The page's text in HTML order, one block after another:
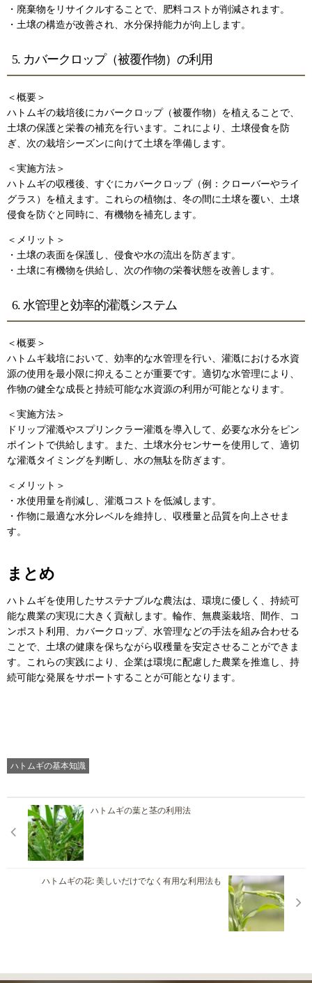
・廃棄物をリサイクルすることで、肥料コストが削減されます。
・土壌の構造が改善され、水分保持能力が向上します。
5. カバークロップ（被覆作物）の利用
＜概要＞
ハトムギの栽培後にカバークロップ（被覆作物）を植えることで、
土壌の保護と栄養の補充を行います。これにより、土壌侵食を防
ぎ、次の栽培シーズンに向けて土壌を準備します。
＜実施方法＞
ハトムギの収穫後、すぐにカバークロップ（例：クローバーやライ
グラス）を植えます。これらの植物は、冬の間に土壌を覆い、土壌
侵食を防ぐと同時に、有機物を補充します。
＜メリット＞
・土壌の表面を保護し、侵食や水の流出を防ぎます。
・土壌に有機物を供給し、次の作物の栄養状態を改善します。
6. 水管理と効率的灌漑システム
＜概要＞
ハトムギ栽培において、効率的な水管理を行い、灌漑における水資
源の使用を最小限に抑えることが重要です。適切な水管理により、
作物の健全な成長と持続可能な水資源の利用が可能となります。
＜実施方法＞
ドリップ灌漑やスプリンクラー灌漑を導入して、必要な水分をピン
ポイントで供給します。また、土壌水分センサーを使用して、適切
な灌漑タイミングを判断し、水の無駄を防ぎます。
＜メリット＞
・水使用量を削減し、灌漑コストを低減します。
・作物に最適な水分レベルを維持し、収穫量と品質を向上させま
す。
まとめ
ハトムギを使用したサステナブルな農法は、環境に優しく、持続可
能な農業の実現に大きく貢献します。輪作、無農薬栽培、間作、コ
ンポスト利用、カバークロップ、水管理などの手法を組み合わせる
ことで、土壌の健康を保ちながら収穫量を安定させることができま
す。これらの実践により、企業は環境に配慮した農業を推進し、持
続可能な発展をサポートすることが可能となります。
ハトムギの基本知識
ハトムギの葉と茎の利用法
ハトムギの花: 美しいだけでなく有用な利用法も